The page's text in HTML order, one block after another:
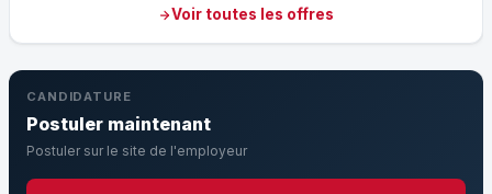
Voir toutes les offres
CANDIDATURE
Postuler maintenant
Postuler sur le site de l'employeur